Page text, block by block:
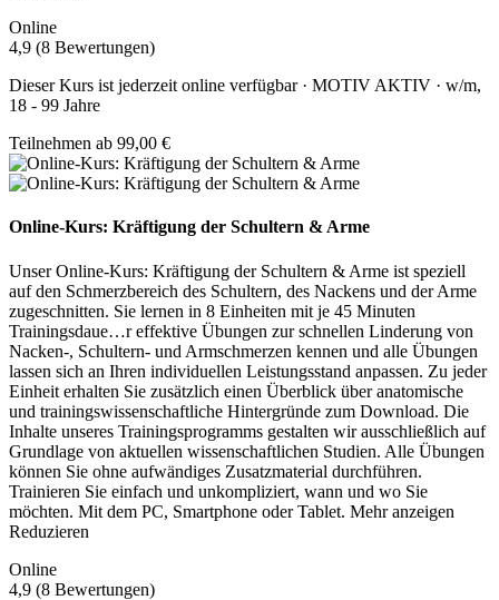
Online
4,9 (8 Bewertungen)
Dieser Kurs ist jederzeit online verfügbar · MOTIV AKTIV · w/m,
18 - 99 Jahre
Teilnehmen ab 99,00 €
Online-Kurs: Kräftigung der Schultern & Arme
Unser Online-Kurs: Kräftigung der Schultern & Arme ist speziell
auf den Schmerzbereich des Schultern, des Nackens und der Arme
zugeschnitten. Sie lernen in 8 Einheiten mit je 45 Minuten
Trainingsdaue…r effektive Übungen zur schnellen Linderung von
Nacken-, Schultern- und Armschmerzen kennen und alle Übungen
lassen sich an Ihren individuellen Leistungsstand anpassen. Zu jeder
Einheit erhalten Sie zusätzlich einen Überblick über anatomische
und trainingswissenschaftliche Hintergründe zum Download. Die
Inhalte unseres Trainingsprogramms gestalten wir ausschließlich auf
Grundlage von aktuellen wissenschaftlichen Studien. Alle Übungen
können Sie ohne aufwändiges Zusatzmaterial durchführen.
Trainieren Sie einfach und unkompliziert, wann und wo Sie
möchten. Mit dem PC, Smartphone oder Tablet. Mehr anzeigen
Reduzieren
Online
4,9 (8 Bewertungen)